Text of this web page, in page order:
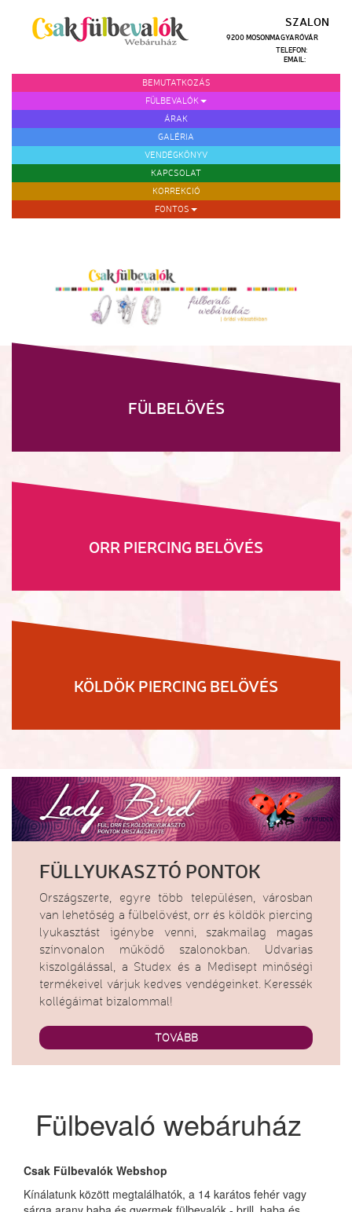
SZALON
9200 MOSONMAGYARÓVÁR
TELEFON:
EMAIL:
BEMUTATKOZÁS
FÜLBEVALÓK
ÁRAK
GALÉRIA
VENDÉGKÖNYV
KAPCSOLAT
KORREKCIÓ
FONTOS
FÜLBELÖVÉS
ORR PIERCING BELÖVÉS
KÖLDÖK PIERCING BELÖVÉS
FÜLLYUKASZTÓ PONTOK
Országszerte, egyre több településen, városban
van lehetőség a fülbelövést, orr és köldök piercing
lyukasztást igénybe venni, szakmailag magas
színvonalon működő szalonokban. Udvarias
kiszolgálással, a Studex és a Medisept minőségi
termékeivel várjuk kedves vendégeinket. Keressék
kollégáimat bizalommal!
TOVÁBB
Fülbevaló webáruház
Csak Fülbevalók Webshop
Kínálatunk között megtalálhatók, a 14 karátos fehér vagy